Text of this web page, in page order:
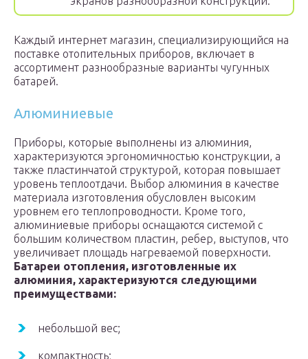
Каждый интернет магазин, специализирующийся на
поставке отопительных приборов, включает в
ассортимент разнообразные варианты чугунных
батарей.
Алюминиевые
Приборы, которые выполнены из алюминия,
характеризуются эргономичностью конструкции, а
также пластинчатой структурой, которая повышает
уровень теплоотдачи. Выбор алюминия в качестве
материала изготовления обусловлен высоким
уровнем его теплопроводности. Кроме того,
алюминиевые приборы оснащаются системой с
большим количеством пластин, ребер, выступов, что
увеличивает площадь нагреваемой поверхности.
Батареи отопления, изготовленные их
алюминия, характеризуются следующими
преимуществами:
небольшой вес;
компактность;